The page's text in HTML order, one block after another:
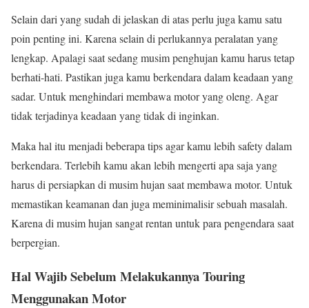
Selain dari yang sudah di jelaskan di atas perlu juga kamu satu
poin penting ini. Karena selain di perlukannya peralatan yang
lengkap. Apalagi saat sedang musim penghujan kamu harus tetap
berhati-hati. Pastikan juga kamu berkendara dalam keadaan yang
sadar. Untuk menghindari membawa motor yang oleng. Agar
tidak terjadinya keadaan yang tidak di inginkan.
Maka hal itu menjadi beberapa tips agar kamu lebih safety dalam
berkendara. Terlebih kamu akan lebih mengerti apa saja yang
harus di persiapkan di musim hujan saat membawa motor. Untuk
memastikan keamanan dan juga meminimalisir sebuah masalah.
Karena di musim hujan sangat rentan untuk para pengendara saat
berpergian.
Hal Wajib Sebelum Melakukannya Touring
Menggunakan Motor